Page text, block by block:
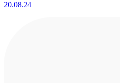
20.08.24